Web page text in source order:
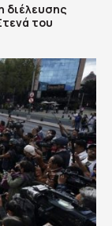
διέλευσης
του